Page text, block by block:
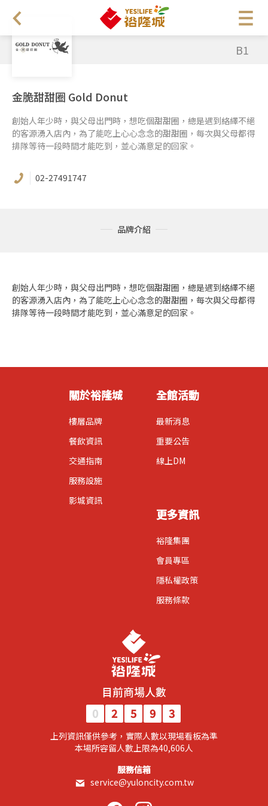
B1
金脆甜甜圈 Gold Donut
創始人年少時，與父母出門時，想吃個甜甜圈，總是遇到絡繹不絕
的客源湧入店內，為了能吃上心心念念的甜甜圈，每次與父母都得
排隊等待一段時間才能吃到，並心滿意足的回家。
02-27491747
品牌介紹
創始人年少時，與父母出門時，想吃個甜甜圈，總是遇到絡繹不絕
的客源湧入店內，為了能吃上心心念念的甜甜圈，每次與父母都得
排隊等待一段時間才能吃到，並心滿意足的回家。
關於裕隆城
樓層品牌
餐飲資訊
交通指南
服務設施
影城資訊
全館活動
最新消息
重要公告
線上DM
更多資訊
裕隆集團
會員專區
隱私權政策
服務條款
目前商場人數
0
2 5 9 3
上列資訊僅供參考，實際人數以現場看板為準
​本場所容留人數上限為40,606人​
服務信箱
service@yuloncity.com.tw